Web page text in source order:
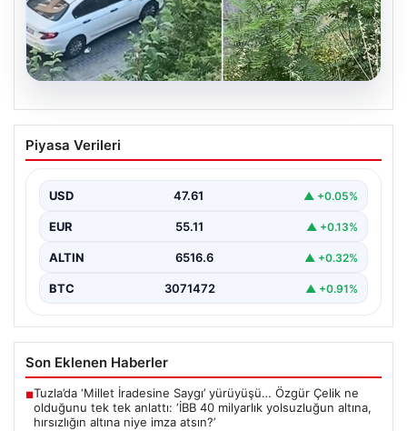
05.08.2026
Beyoğlu’nda Şok Olay: Çıplak Adam ve
Çekişmeli Kaçış
Firuzağa Mahallesi’nde geçtiğimiz gün ilginç ve bir…
Piyasa Verileri
USD 47.61 ▲ +0.05%
EUR 55.11 ▲ +0.13%
ALTIN 6516.6 ▲ +0.32%
BTC 3071472 ▲ +0.91%
Son Eklenen Haberler
■Tuzla’da ‘Millet İradesine Saygı’ yürüyüşü… Özgür Çelik ne
olduğunu tek tek anlattı: ‘İBB 40 milyarlık yolsuzluğun altına,
hırsızlığın altına niye imza atsın?’